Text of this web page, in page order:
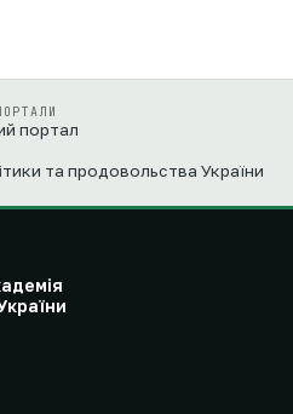
портал
та продовольства України